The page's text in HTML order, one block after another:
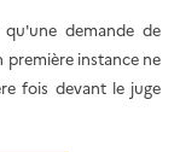
demande de
première instance ne
fois devant le juge